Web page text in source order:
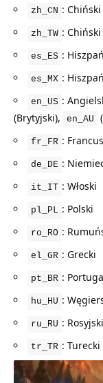
zh_CN :
zh_TW :
es_ES :
es_MX :
en_US :
(Brytyjski), en_AU
fr_FR :
de_DE :
it_IT : Włoski
pl_PL : Polski
ro_RO :
el_GR : Grecki
pt_BR :
hu_HU :
ru_RU : Rosyjski
tr_TR : Turecki